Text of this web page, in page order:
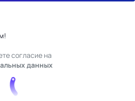
согласие на
данных